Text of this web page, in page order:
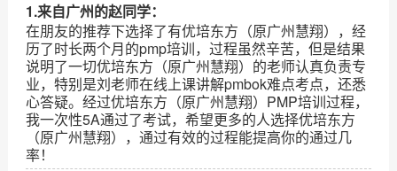
1.来自广州的赵同学：
在朋友的推荐下选择了有优培东方（原广州慧翔），经
历了时长两个月的pmp培训，过程虽然辛苦，但是结果
说明了一切优培东方（原广州慧翔）的老师认真负责专
业，特别是刘老师在线上课讲解pmbok难点考点，还悉
心答疑。经过优培东方（原广州慧翔）PMP培训过程，
我一次性5A通过了考试，希望更多的人选择优培东方
（原广州慧翔），通过有效的过程能提高你的通过几
率！